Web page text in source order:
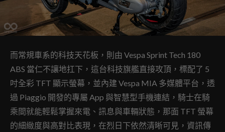
而常規車系的科技天花板，則由 Vespa Sprint Tech 180
ABS 當仁不讓地扛下，這台科技旗艦直接攻頂，標配了 5
吋全彩 TFT 顯示螢幕，並內建 Vespa MIA 多媒體平台，透
過 Piaggio 開發的專屬 App 與智慧型手機連結，騎士在騎
乘間就能輕鬆掌握來電、訊息與車輛狀態，那面 TFT 螢幕
的細緻度與高對比表現，在烈日下依然清晰可見，資訊傳